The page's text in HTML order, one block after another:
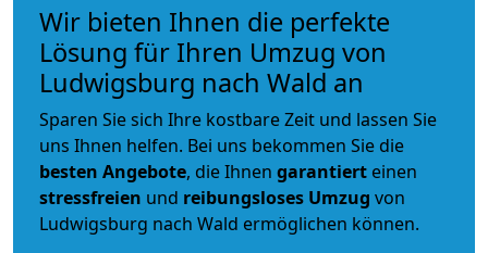
Wir bieten Ihnen die perfekte
Lösung für Ihren Umzug von
Ludwigsburg nach Wald an
Sparen Sie sich Ihre kostbare Zeit und lassen Sie
uns Ihnen helfen. Bei uns bekommen Sie die
besten Angebote, die Ihnen garantiert einen
stressfreien und reibungsloses Umzug von
Ludwigsburg nach Wald ermöglichen können.